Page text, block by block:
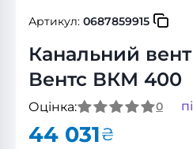
Артикул: 0687859915
Канальний
Вентс ВКМ 400
Оцінка: 0
44 031₴